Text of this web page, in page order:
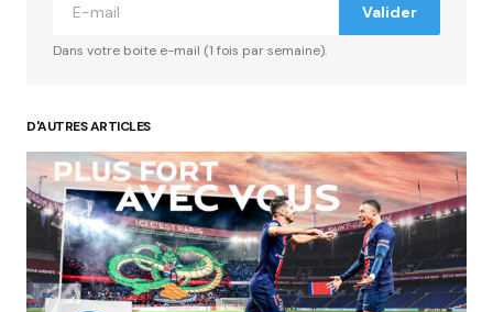
Valider
Dans votre boite e-mail (1 fois par semaine).
D'AUTRES ARTICLES